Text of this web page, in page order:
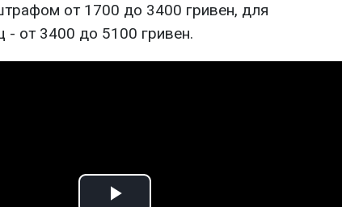
от 1700 до 3400 гривен, для
- от 3400 до 5100 гривен.